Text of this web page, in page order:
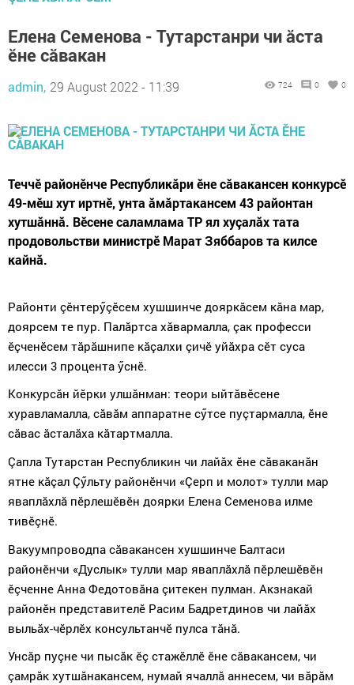
Елена Семенова - Тутарстанри чи ăста
ӗне сăвакан
admin, 29 August 2022 - 11:39 724 0 0
Теччӗ районӗнче Республикăри ӗне сăвакансен конкурсӗ
49-мӗш хут иртнӗ, унта ăмăртакансем 43 районтан
хутшăннă. Вӗсене саламлама ТР ял хуçалăх тата
продовольстви министрӗ Марат Зяббаров та килсе
кайнă.
Районти çӗнтерӳçӗсем хушшинче дояркăсем кăна мар,
доярсем те пур. Палăртса хăвармалла, çак професси
ӗçченӗсем тăрăшнипе кăçалхи çичӗ уйăхра сӗт суса
илесси 3 процента ӳснӗ.
Конкурсăн йӗрки улшăнман: теори ыйтăвӗсене
хуравламалла, сăвăм аппаратне сӳтсе пуçтармалла, ӗне
сăвас ăсталăха кăтартмалла.
Çапла Тутарстан Республикин чи лайăх ӗне сăваканăн
ятне кăçал Çӳльту районӗнчи «Çерп и молот» тулли мар
яваплăхлă пӗрлешӗвӗн доярки Елена Семенова илме
тивӗçнӗ.
Вакуумпроводпа сăвакансен хушшинче Балтаси
районӗнчи «Дуслык» тулли мар яваплăхлă пӗрлешӗвӗн
ӗçченне Анна Федотовăна çитекен пулман. Акзнакай
районӗн представителӗ Расим Бадретдинов чи лайăх
выльăх-чӗрлӗх консультанчӗ пулса тăнă.
Унсăр пуçне чи пысăк ӗç стажӗллӗ ӗне сăвакансем, чи
çамрăк хутшăнакансем, нумай ячаллă аннесем, чи вăрăм